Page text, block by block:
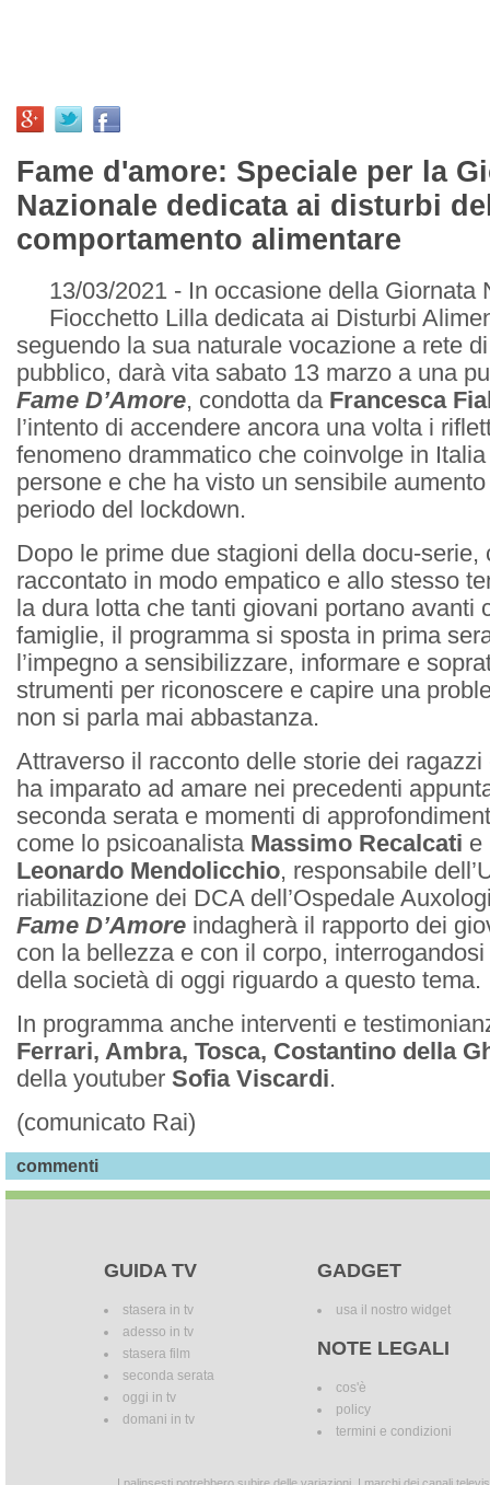
Fame d'amore: Speciale per la
Nazionale dedicata ai disturbi
comportamento alimentare
13/03/2021 - In occasione della Giornata
Fiocchetto Lilla dedicata ai Disturbi
seguendo la sua naturale vocazione a rete
pubblico, darà vita sabato 13 marzo a una
Fame D’Amore, condotta da Francesca
l’intento di accendere ancora una volta i
fenomeno drammatico che coinvolge in
persone e che ha visto un sensibile
periodo del lockdown.
Dopo le prime due stagioni della docu-serie,
raccontato in modo empatico e allo stesso
la dura lotta che tanti giovani portano avanti
famiglie, il programma si sposta in prima
l’impegno a sensibilizzare, informare e
strumenti per riconoscere e capire una
non si parla mai abbastanza.
Attraverso il racconto delle storie dei
ha imparato ad amare nei precedenti
seconda serata e momenti di
come lo psicoanalista Massimo Recalcati e
Leonardo Mendolicchio, responsabile
riabilitazione dei DCA dell’Ospedale
Fame D’Amore indagherà il rapporto dei
con la bellezza e con il corpo,
della società di oggi riguardo a questo tema.
In programma anche interventi e
Ferrari, Ambra, Tosca, Costantino della
della youtuber Sofia Viscardi.
(comunicato Rai)
commenti
GUIDA TV
stasera in tv
adesso in tv
stasera film
seconda serata
oggi in tv
domani in tv
GADGET
usa il nostro widget
NOTE LEGALI
cos'è
policy
termini e condizioni